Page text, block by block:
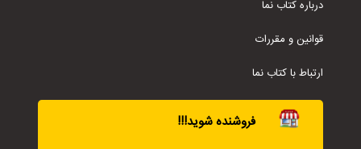
درباره کتاب نما
قوانین و مقررات
ارتباط با کتاب نما
فروشنده شوید!!!